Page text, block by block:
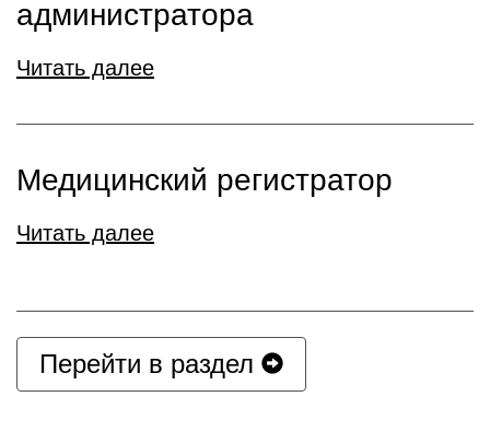
администратора
Читать далее
Медицинский регистратор
Читать далее
Перейти в раздел